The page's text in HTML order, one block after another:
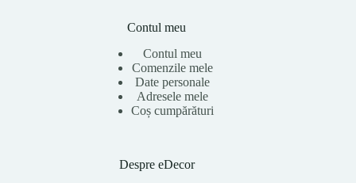
Contul meu
Contul meu
Comenzile mele
Date personale
Adresele mele
Coș cumpărături
Despre eDecor